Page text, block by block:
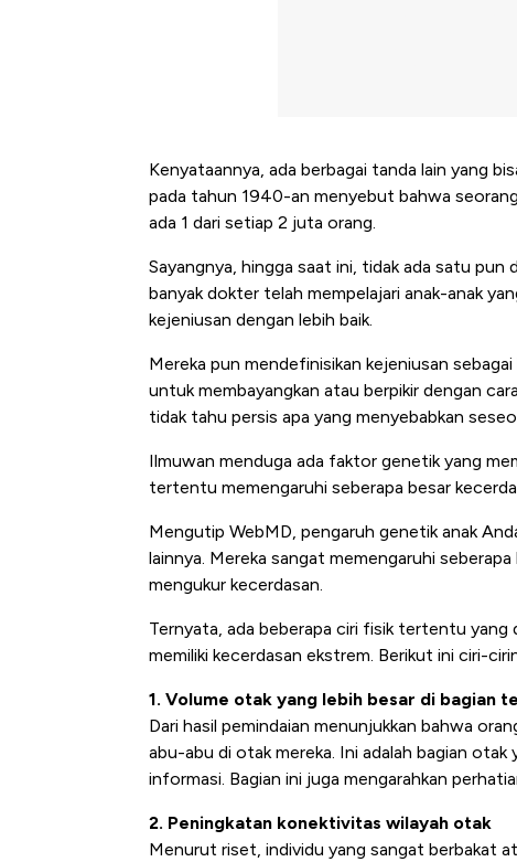
Kenyataannya, ada berbagai tanda lain yang
pada tahun 1940-an menyebut bahwa
ada 1 dari setiap 2 juta orang.
Sayangnya, hingga saat ini, tidak ada satu
banyak dokter telah mempelajari anak-anak
kejeniusan dengan lebih baik.
Mereka pun mendefinisikan kejeniusan
untuk membayangkan atau berpikir dengan
tidak tahu persis apa yang menyebabkan
Ilmuwan menduga ada faktor genetik yang
tertentu memengaruhi seberapa besar
Mengutip WebMD, pengaruh genetik anak
lainnya. Mereka sangat memengaruhi
mengukur kecerdasan.
Ternyata, ada beberapa ciri fisik tertentu
memiliki kecerdasan ekstrem. Berikut ini ciri-
1. Volume otak yang lebih besar di bagian
Dari hasil pemindaian menunjukkan bahwa
abu-abu di otak mereka. Ini adalah bagian
informasi. Bagian ini juga mengarahkan
2. Peningkatan konektivitas wilayah otak
Menurut riset, individu yang sangat berbakat
Bangkit dari Kubur! Bisnis